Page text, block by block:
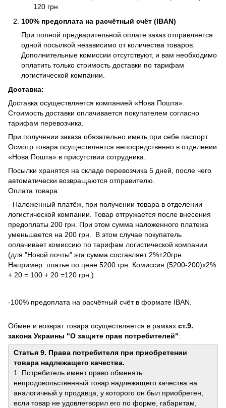
120 грн
100% предоплата на расчётный счёт (IBAN)
При полной предварительной оплате заказ отправляется
одной посылкой независимо от количества товаров.
Дополнительные комиссии отсутствуют, и вам необходимо
оплатить только стоимость доставки по тарифам
логистической компании.
Доставка:
Доставка осуществляется компанией «Нова Пошта».
Стоимость доставки оплачивается покупателем согласно
тарифам перевозчика.
При получении заказа обязательно иметь при себе паспорт.
Осмотр товара осуществляется непосредственно в отделении
«Нова Пошта» в присутствии сотрудника.
Посылки хранятся на складе перевозчика 5 дней, после чего
автоматически возвращаются отправителю.
Оплата товара:
- Наложенный платёж, при получении товара в отделении
логистической компании. Товар отгружается после внесения
предоплаты 200 грн. При этом сумма наложенного платежа
уменьшается на 200 грн. В этом случае покупатель
оплачивает комиссию по тарифам логистической компании
(для "Новой почты" эта сумма составляет 2%+20грн.
Например: платье по цене 5200 грн. Комиссия (5200-200)х2%
+ 20 = 100 + 20 =120 грн.)
-100% предоплата на расчётный счёт в формате IBAN.
Обмен и возврат товара осуществляется в рамках ст.9.
закона Украины "О защите прав потребителей":
Статья 9. Права потребителя при приобретении
товара надлежащего качества.
1. Потребитель имеет право обменять
непродовольственный товар надлежащего качества на
аналогичный у продавца, у которого он был приобретен,
если товар не удовлетворил его по форме, габаритам,